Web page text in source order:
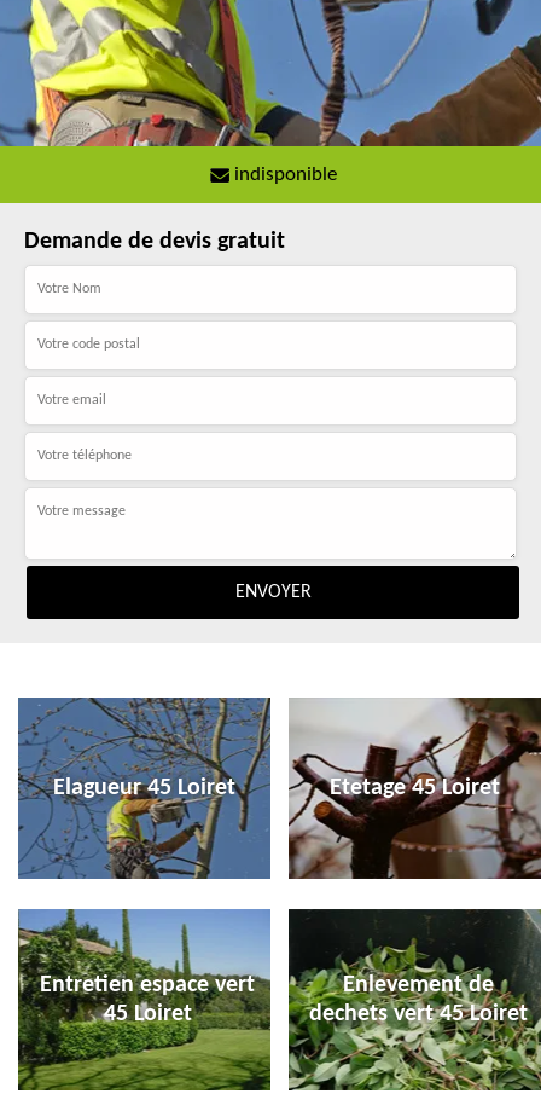
indisponible
Demande de devis gratuit
Elagueur 45 Loiret Etetage 45 Loiret
Entretien espace vert
45 Loiret
Enlevement de
dechets vert 45 Loiret